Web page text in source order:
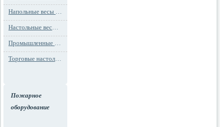
Напольные весы MAX до 1000 кг (до 1 т)
Настольные весы для фасовки MAX до 30 кг
Промышленные весы (до 100 тонн)
Торговые настольные весы MAX до 30 кг
Пожарное
оборудование